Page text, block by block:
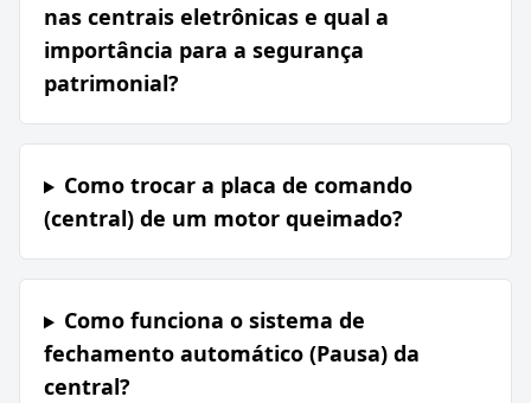
nas centrais eletrônicas e qual a
importância para a segurança
patrimonial?
Como trocar a placa de comando
(central) de um motor queimado?
Como funciona o sistema de
fechamento automático (Pausa) da
central?